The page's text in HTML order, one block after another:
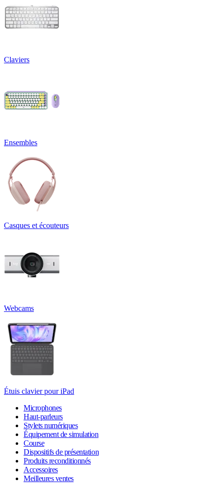
Claviers
Ensembles
Casques et écouteurs
Webcams
Étuis clavier pour iPad
Microphones
Haut-parleurs
Stylets numériques
Équipement de simulation
Course
Dispositifs de présentation
Produits reconditionnés
Accessoires
Meilleures ventes